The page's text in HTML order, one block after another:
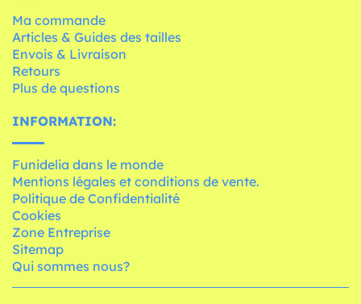
Ma commande
Articles & Guides des tailles
Envois & Livraison
Retours
Plus de questions
INFORMATION:
Funidelia dans le monde
Mentions légales et conditions de vente.
Politique de Confidentialité
Cookies
Zone Entreprise
Sitemap
Qui sommes nous?